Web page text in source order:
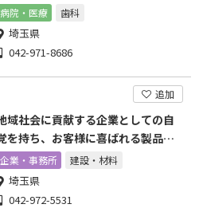
病院・医療 歯科
埼玉県
042-971-8686
追加
域社会に貢献する企業としての自
を持ち、お客様に喜ばれる製品づ
りを追求していきます。
企業・事務所 建設・材料
埼玉県
042-972-5531